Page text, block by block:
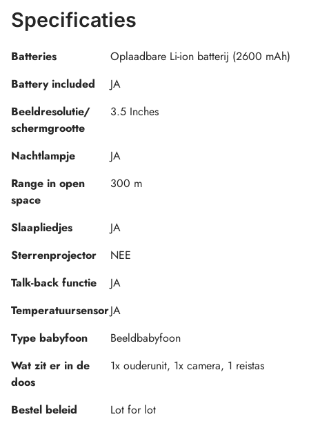
Specificaties
Batteries
Oplaadbare Li-ion batterij (2600 mAh)
Battery included
JA
Beeldresolutie/
schermgrootte
3.5 Inches
Nachtlampje
JA
Range in open
space
300 m
Slaapliedjes
JA
Sterrenprojector
NEE
Talk-back functie
JA
TemperatuursensorJA
Type babyfoon
Beeldbabyfoon
Wat zit er in de
doos
1x ouderunit, 1x camera, 1 reistas
Bestel beleid Lot for lot